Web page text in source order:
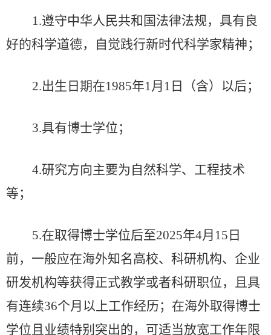
1.遵守中华人民共和国法律法规，具有良
好的科学道德，自觉践行新时代科学家精神；
2.出生日期在1985年1月1日（含）以后；
3.具有博士学位；
4.研究方向主要为自然科学、工程技术
等；
5.在取得博士学位后至2025年4月15日
前，一般应在海外知名高校、科研机构、企业
研发机构等获得正式教学或者科研职位，且具
有连续36个月以上工作经历；在海外取得博士
学位且业绩特别突出的，可适当放宽工作年限